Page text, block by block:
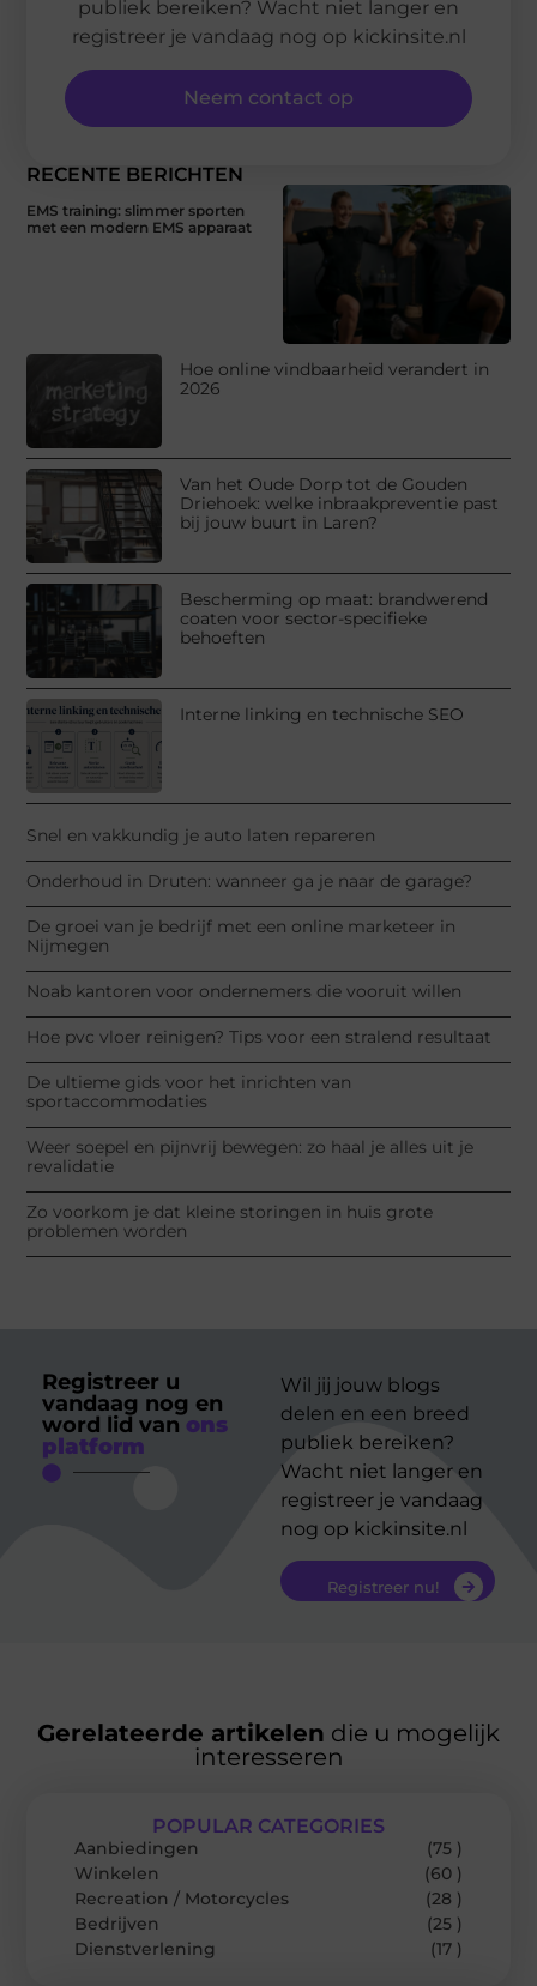
RECENTE BERICHTEN
EMS training: slimmer sporten
met een modern EMS apparaat
Hoe online vindbaarheid verandert in
2026
Van het Oude Dorp tot de Gouden
Driehoek: welke inbraakpreventie past
bij jouw buurt in Laren?
Bescherming op maat: brandwerend
coaten voor sector-specifieke
behoeften
Interne linking en technische SEO
Snel en vakkundig je auto laten repareren
Onderhoud in Druten: wanneer ga je naar de garage?
De groei van je bedrijf met een online marketeer in
Nijmegen
Noab kantoren voor ondernemers die vooruit willen
Hoe pvc vloer reinigen? Tips voor een stralend resultaat
De ultieme gids voor het inrichten van
sportaccommodaties
Weer soepel en pijnvrij bewegen: zo haal je alles uit je
revalidatie
Zo voorkom je dat kleine storingen in huis grote
problemen worden
publiek bereiken? Wacht niet langer en
registreer je vandaag nog op kickinsite.nl
Neem contact op
Registreer u
vandaag nog en
word lid van ons
platform
Wil jij jouw blogs
delen en een breed
publiek bereiken?
Wacht niet langer en
registreer je vandaag
nog op kickinsite.nl
Registreer nu!
Gerelateerde artikelen die u mogelijk
interesseren
POPULAR CATEGORIES
Aanbiedingen
(75 )
Winkelen
(60 )
Recreation / Motorcycles
(28 )
Bedrijven
(25 )
Dienstverlening
(17 )